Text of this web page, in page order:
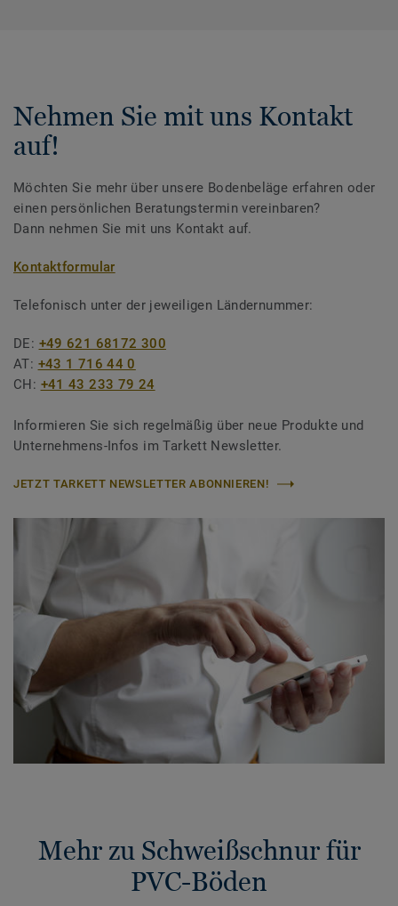
Nehmen Sie mit uns Kontakt
auf!
Möchten Sie mehr über unsere Bodenbeläge erfahren oder
einen persönlichen Beratungstermin vereinbaren?
Dann nehmen Sie mit uns Kontakt auf.
Kontaktformular
Telefonisch unter der jeweiligen Ländernummer:
DE: +49 621 68172 300
AT: +43 1 716 44 0
CH: +41 43 233 79 24
Informieren Sie sich regelmäßig über neue Produkte und
Unternehmens-Infos im Tarkett Newsletter.
JETZT TARKETT NEWSLETTER ABONNIEREN!
Mehr zu Schweißschnur für
PVC-Böden